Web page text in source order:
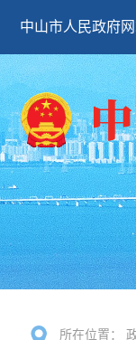
中山市人民政府
所在位置：